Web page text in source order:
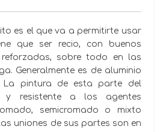
es el que va a permitirte usar
que ser recio, con buenos
sobre todo en las
Generalmente es de aluminio
La pintura de esta parte del
y resistente a los agentes
semicromado o mixto
uniones de sus partes son en